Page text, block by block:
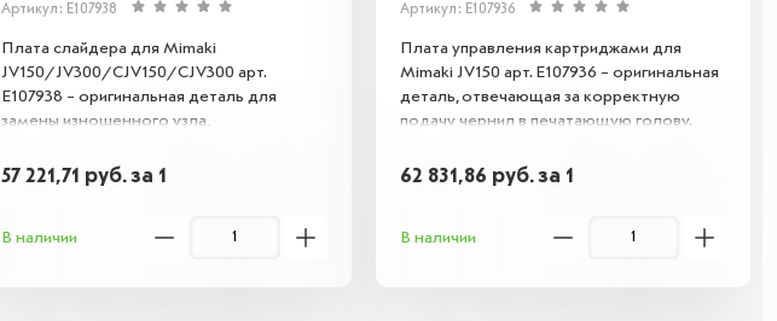
Артикул: E107938
Плата слайдера для Mimaki
JV150/JV300/CJV150/CJV300 арт.
E107938 – оригинальная деталь для
замены изношенного узла,
каретки и точность печати. Совместима с
Надежна и долговечна.
57 221,71 руб.за 1
В наличии
Артикул: E107936
Плата управления картриджами для
Mimaki JV150 арт. E107936 – оригинальная
деталь, отвечающая за корректную
подачу чернил в печатающую голову.
системы картриджей, предотвращает
моделью.
62 831,86 руб.за 1
В наличии